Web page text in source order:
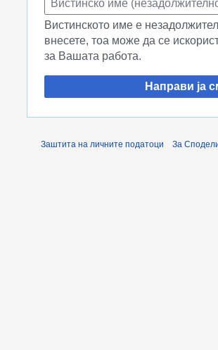
Вистинското име е
внесете, тоа може да се
за Вашата работа.
Направи ја
Заштита на личните податоци За